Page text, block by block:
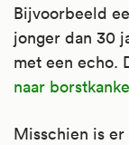
Bijvoorbeeld
jonger dan 30
met een echo.
naar
Misschien is